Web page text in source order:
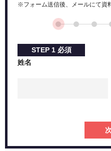
※フォーム送信後、メールにて資
STEP 1 必須
姓名